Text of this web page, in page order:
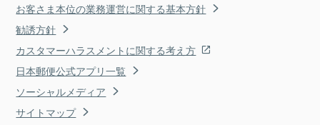
お客さま本位の業務運営に関する基本方針
勧誘方針
カスタマーハラスメントに関する考え方
日本郵便公式アプリ一覧
ソーシャルメディア
サイトマップ